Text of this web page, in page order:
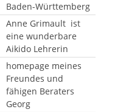
Baden-Württemberg
Anne Grimault ist
eine wunderbare
Aikido Lehrerin
homepage meines
Freundes und
fähigen Beraters
Georg